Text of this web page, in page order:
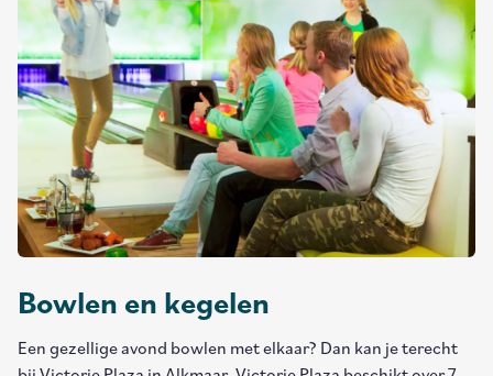
Bowlen en kegelen
Een gezellige avond bowlen met elkaar? Dan kan je terecht